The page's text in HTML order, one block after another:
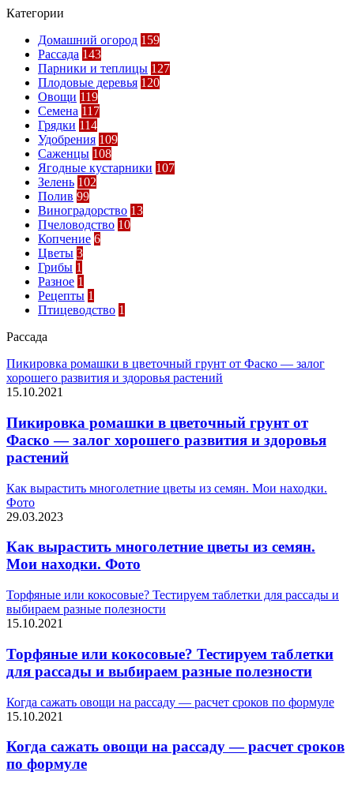
Категории
Домашний огород 159
Рассада 143
Парники и теплицы 127
Плодовые деревья 120
Овощи 119
Семена 117
Грядки 114
Удобрения 109
Саженцы 108
Ягодные кустарники 107
Зелень 102
Полив 99
Виноградорство 13
Пчеловодство 10
Копчение 6
Цветы 3
Грибы 1
Разное 1
Рецепты 1
Птицеводство 1
Рассада
Пикировка ромашки в цветочный грунт от Фаско — залог
хорошего развития и здоровья растений
15.10.2021
Пикировка ромашки в цветочный грунт от
Фаско — залог хорошего развития и здоровья
растений
Как вырастить многолетние цветы из семян. Мои находки.
Фото
29.03.2023
Как вырастить многолетние цветы из семян.
Мои находки. Фото
Торфяные или кокосовые? Тестируем таблетки для рассады и
выбираем разные полезности
15.10.2021
Торфяные или кокосовые? Тестируем таблетки
для рассады и выбираем разные полезности
Когда сажать овощи на рассаду — расчет сроков по формуле
15.10.2021
Когда сажать овощи на рассаду — расчет сроков
по формуле